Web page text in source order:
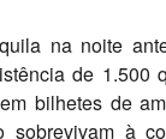
na noite
de 1.500
bilhetes de
sobrevivam à